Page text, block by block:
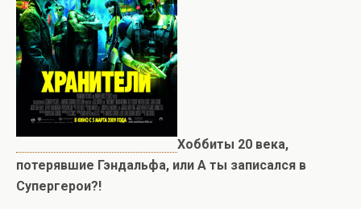
Хоббиты 20 века,
потерявшие Гэндальфа, или А ты записался в
Супергерои?!